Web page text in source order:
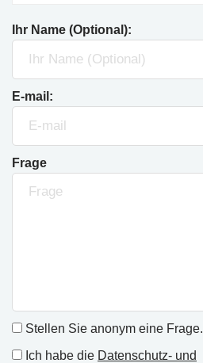
Ihr Name (Optional):
E-mail:
Frage
Stellen Sie anonym eine Frage.
Ich habe die Datenschutz- und